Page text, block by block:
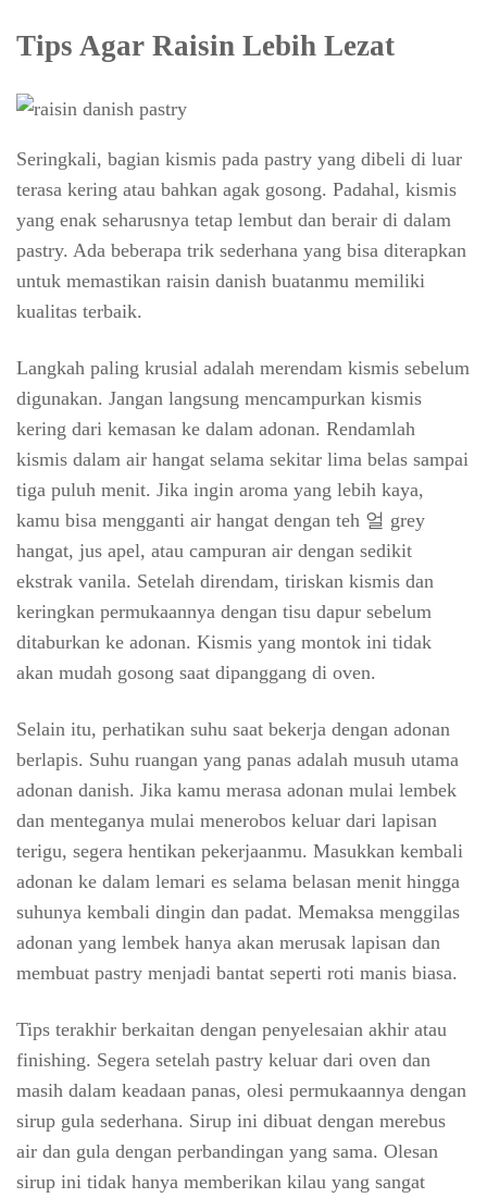
Tips Agar Raisin Lebih Lezat
Seringkali, bagian kismis pada pastry yang dibeli di luar
terasa kering atau bahkan agak gosong. Padahal, kismis
yang enak seharusnya tetap lembut dan berair di dalam
pastry. Ada beberapa trik sederhana yang bisa diterapkan
untuk memastikan raisin danish buatanmu memiliki
kualitas terbaik.
Langkah paling krusial adalah merendam kismis sebelum
digunakan. Jangan langsung mencampurkan kismis
kering dari kemasan ke dalam adonan. Rendamlah
kismis dalam air hangat selama sekitar lima belas sampai
tiga puluh menit. Jika ingin aroma yang lebih kaya,
kamu bisa mengganti air hangat dengan teh 얼 grey
hangat, jus apel, atau campuran air dengan sedikit
ekstrak vanila. Setelah direndam, tiriskan kismis dan
keringkan permukaannya dengan tisu dapur sebelum
ditaburkan ke adonan. Kismis yang montok ini tidak
akan mudah gosong saat dipanggang di oven.
Selain itu, perhatikan suhu saat bekerja dengan adonan
berlapis. Suhu ruangan yang panas adalah musuh utama
adonan danish. Jika kamu merasa adonan mulai lembek
dan menteganya mulai menerobos keluar dari lapisan
terigu, segera hentikan pekerjaanmu. Masukkan kembali
adonan ke dalam lemari es selama belasan menit hingga
suhunya kembali dingin dan padat. Memaksa menggilas
adonan yang lembek hanya akan merusak lapisan dan
membuat pastry menjadi bantat seperti roti manis biasa.
Tips terakhir berkaitan dengan penyelesaian akhir atau
finishing. Segera setelah pastry keluar dari oven dan
masih dalam keadaan panas, olesi permukaannya dengan
sirup gula sederhana. Sirup ini dibuat dengan merebus
air dan gula dengan perbandingan yang sama. Olesan
sirup ini tidak hanya memberikan kilau yang sangat